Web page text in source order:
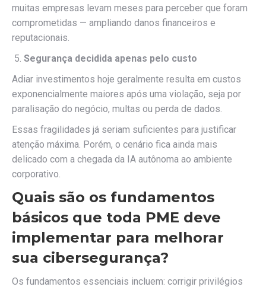
muitas empresas levam meses para perceber que foram
comprometidas — ampliando danos financeiros e
reputacionais.
Segurança decidida apenas pelo custo
Adiar investimentos hoje geralmente resulta em custos
exponencialmente maiores após uma violação, seja por
paralisação do negócio, multas ou perda de dados.
Essas fragilidades já seriam suficientes para justificar
atenção máxima. Porém, o cenário fica ainda mais
delicado com a chegada da IA autônoma ao ambiente
corporativo.
Quais são os fundamentos
básicos que toda PME deve
implementar para melhorar
sua cibersegurança?
Os fundamentos essenciais incluem: corrigir privilégios